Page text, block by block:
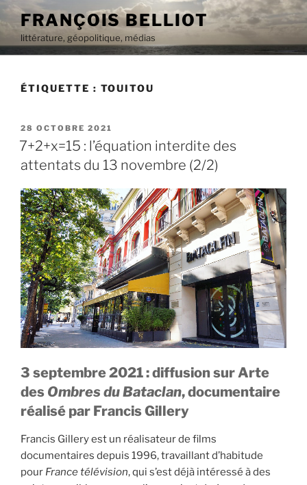
au
contenu
principal
FRANÇOIS BELLIOT
littérature, géopolitique, médias
ÉTIQUETTE : TOUITOU
PUBLIÉ
LE
28 OCTOBRE 2021
7+2+x=15 : l’équation interdite des
attentats du 13 novembre (2/2)
3 septembre 2021 : diffusion sur Arte
des Ombres du Bataclan, documentaire
réalisé par Francis Gillery
Francis Gillery est un réalisateur de films
documentaires depuis 1996, travaillant d’habitude
pour France télévision, qui s’est déjà intéressé à des